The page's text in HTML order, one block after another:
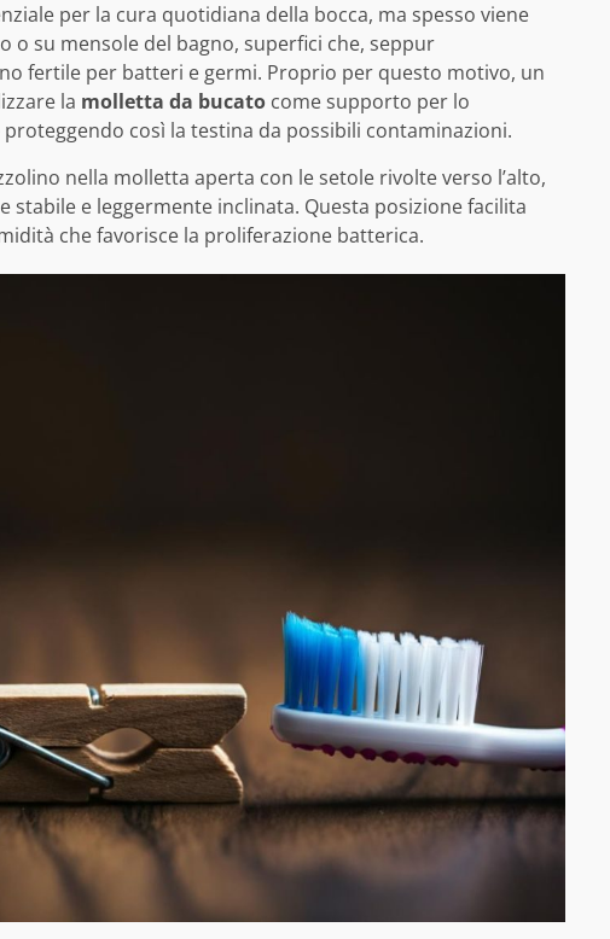
per la cura quotidiana della bocca, ma spesso viene
su mensole del bagno, superfici che, seppur
fertile per batteri e germi. Proprio per questo motivo, un
la molletta da bucato come supporto per lo
così la testina da possibili contaminazioni.
nella molletta aperta con le setole rivolte verso l’alto,
e leggermente inclinata. Questa posizione facilita
che favorisce la proliferazione batterica.